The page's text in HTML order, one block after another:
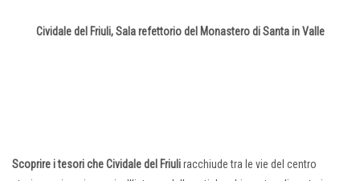
Cividale del Friuli, Sala refettorio del Monastero di Santa in Valle
Scoprire i tesori che Cividale del Friuliracchiude tra le vie del centro